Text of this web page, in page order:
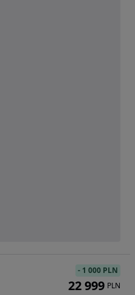
- 1 000 PLN
22 999 PLN